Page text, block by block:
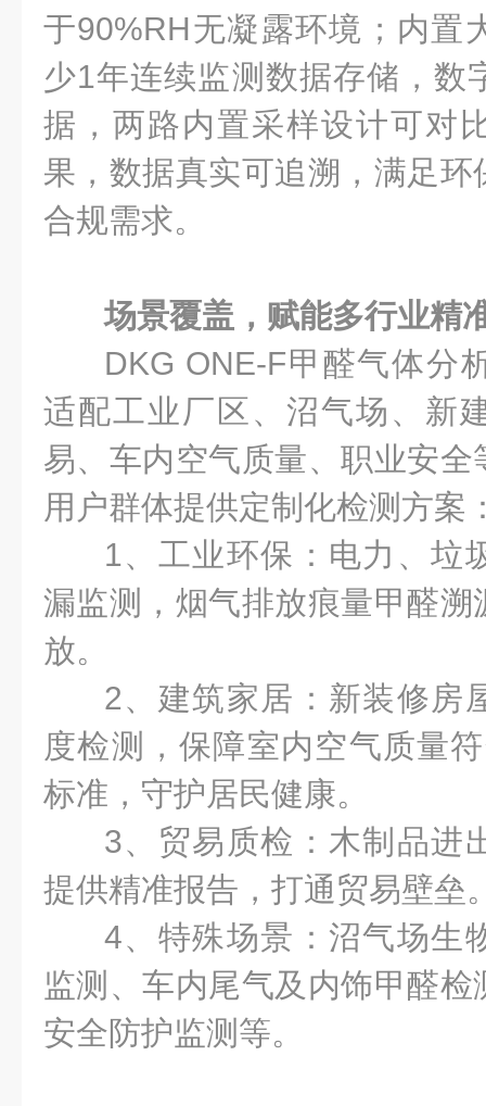
于90%RH无凝露环境；内置
少1年连续监测数据存储，数
据，两路内置采样设计可对
果，数据真实可追溯，满足
合规需求。
场景覆盖，赋能多行业精
DKG ONE-F甲醛气体分
适配工业厂区、沼气场、新
易、车内空气质量、职业安
用户群体提供定制化检测方案
1、工业环保：电力、垃
漏监测，烟气排放痕量甲醛
放。
2、建筑家居：新装修房
度检测，保障室内空气质量
标准，守护居民健康。
3、贸易质检：木制品进
提供精准报告，打通贸易壁垒
4、特殊场景：沼气场生
监测、车内尾气及内饰甲醛
安全防护监测等。